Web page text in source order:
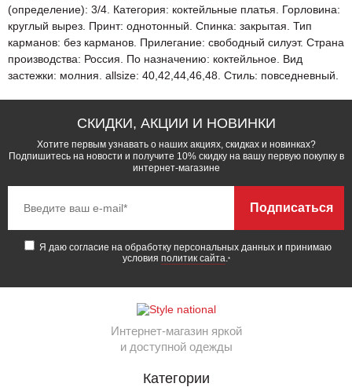
(определение): 3/4. Категория: коктейльные платья. Горловина:
круглый вырез. Принт: однотонный. Спинка: закрытая. Тип
карманов: без карманов. Прилегание: свободный силуэт. Страна
производства: Россия. По назначению: коктейльное. Вид
застежки: молния. allsize: 40,42,44,46,48. Стиль: повседневный.
СКИДКИ, АКЦИИ И НОВИНКИ
Хотите первым узнавать о наших акциях, скидках и новинках?
Подпишитесь на новости и получите 10% скидку на вашу первую покупку в
интернет-магазине
Я даю согласие на обработку персональных данных и принимаю
условия политик сайта.*
Подписаться
Интернет-магазин яркой
и доступной одежды
Категории